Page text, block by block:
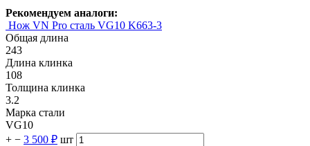
Рекомендуем аналоги:
Нож VN Pro сталь VG10 K663-3
Общая длина
243
Длина клинка
108
Толщина клинка
3.2
Марка стали
VG10
+ − 3 500 ₽ шт